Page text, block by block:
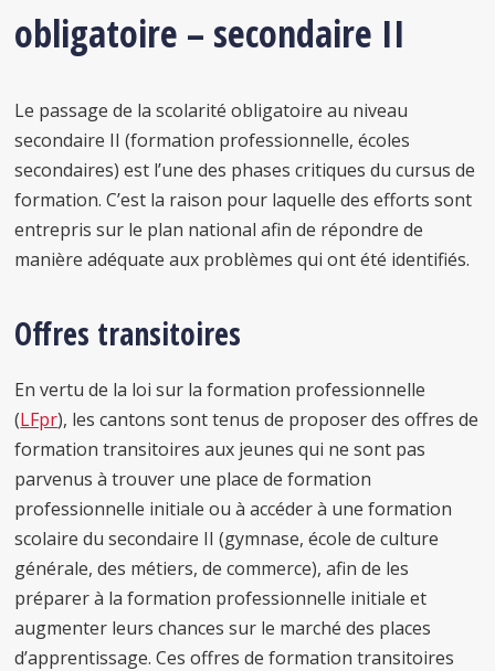
obligatoire – secondaire II
Le passage de la scolarité obligatoire au niveau
secondaire II (formation professionnelle, écoles
secondaires) est l’une des phases critiques du cursus de
formation. C’est la raison pour laquelle des efforts sont
entrepris sur le plan national afin de répondre de
manière adéquate aux problèmes qui ont été identifiés.
Offres transitoires
En vertu de la loi sur la formation professionnelle
(LFpr), les cantons sont tenus de proposer des offres de
formation transitoires aux jeunes qui ne sont pas
parvenus à trouver une place de formation
professionnelle initiale ou à accéder à une formation
scolaire du secondaire II (gymnase, école de culture
générale, des métiers, de commerce), afin de les
préparer à la formation professionnelle initiale et
augmenter leurs chances sur le marché des places
d’apprentissage. Ces offres de formation transitoires